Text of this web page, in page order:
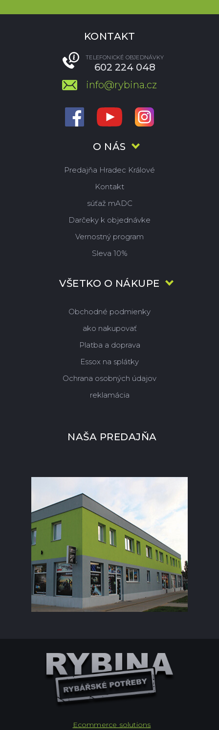
O NÁS
Predajňa Hradec Králové
Kontakt
súťaž mADC
Darčeky k objednávke
Vernostný program
Sleva 10%
VŠETKO O NÁKUPE
Obchodné podmienky
ako nakupovať
Platba a doprava
Essox na splátky
Ochrana osobných údajov
reklamácia
KONTAKT
TELEFONICKÉ OBJEDNÁVKY
602 224 048
info@rybina.cz
NAŠA PREDAJŇA
Ecommerce solutions